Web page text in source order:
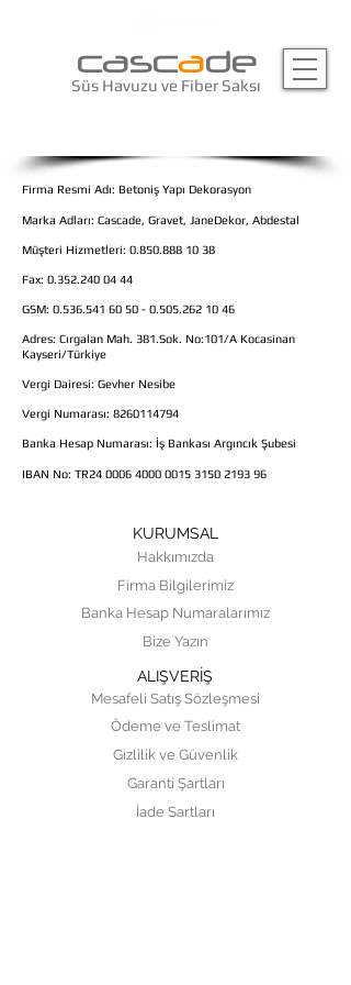
Süs Havuzu ve Fiber Saksı
cascade
Firma Resmi Adı: Betoniş Yapı Dekorasyon
Marka Adları: Cascade, Gravet, JaneDekor, Abdestal
Müşteri Hizmetleri: 0.850.888 10 38
Fax: 0.352.240 04 44
GSM: 0.536.541 60 50 - 0.505.262 10 46
Adres: Cırgalan Mah. 381.Sok. No:101/A Kocasinan
Kayseri/Türkiye
Vergi Dairesi: Gevher Nesibe
Vergi Numarası: 8260114794
Banka Hesap Numarası: İş Bankası Argıncık Şubesi
IBAN No: TR24 0006 4000 0015 3150 2193 96
KURUMSAL
Hakkımızda
Firma Bilgilerimiz
Banka Hesap Numaralarımız
Bize Yazın
ALIŞVERİŞ
Mesafeli Satış Sözleşmesi
Ödeme ve Teslimat
Gizlilik ve Güvenlik
Garanti Şartları
İade Şartları